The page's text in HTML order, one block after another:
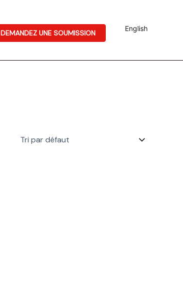
DEMANDEZ UNE SOUMISSION
English